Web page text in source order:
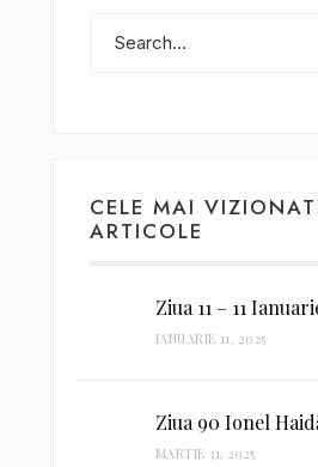
CELE MAI
ARTICOLE
Ziua 11 – 11
IANUARIE 11, 2025
Ziua 90 Ionel
MARTIE 31, 2025